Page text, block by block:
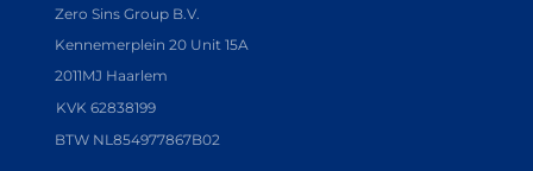
Zero Sins Group B.V.
Kennemerplein 20 Unit 15A
2011MJ Haarlem
KVK 62838199
BTW NL854977867B02